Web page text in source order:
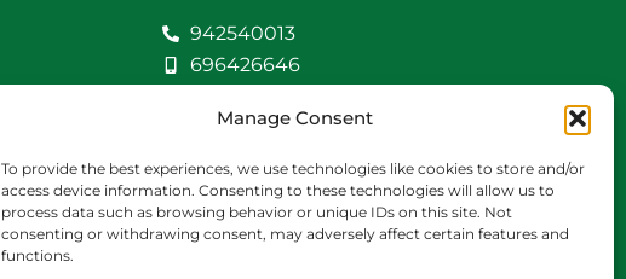
Manage Consent
To provide the best experiences, we use technologies like cookies to store and/or
access device information. Consenting to these technologies will allow us to
process data such as browsing behavior or unique IDs on this site. Not
consenting or withdrawing consent, may adversely affect certain features and
functions.
942540013
696426646
comercial@bediaycabarga.com
Fdez. Hontoria 20.
Astillero. 39610
Cantabria